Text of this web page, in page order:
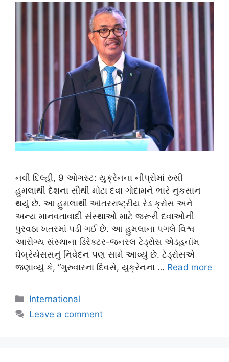
નવી દિલ્હી, 9 ઓગસ્ટ: યુક્રેનના નીપ્રોમાં રુસી
હુમલાથી દેશના સૌથી મોટા દવા ગોદામને ભારે નુકસાન
થયું છે. આ હુમલાથી આંતરરાષ્ટ્રીય રેડ ક્રોસ અને
અન્ય માનવતાવાદી સંસ્થાઓ માટે જરૂરી દવાઓની
પુરવઠા ખતરમાં પડી ગઈ છે. આ હુમલાના પગલે વિશ્વ
આરોગ્ય સંસ્થાના ડિરેક્ટર-જનરલ ટેડ્રોસ એડહનૉમ
ઘેબ્રેયેસસનું નિવેદન પણ સામે આવ્યું છે. ટેડ્રોસએ
જણાવ્યું કે, “ગુરુવારના દિવસે, યુક્રેનના … Read more
Categories
International
Leave a comment